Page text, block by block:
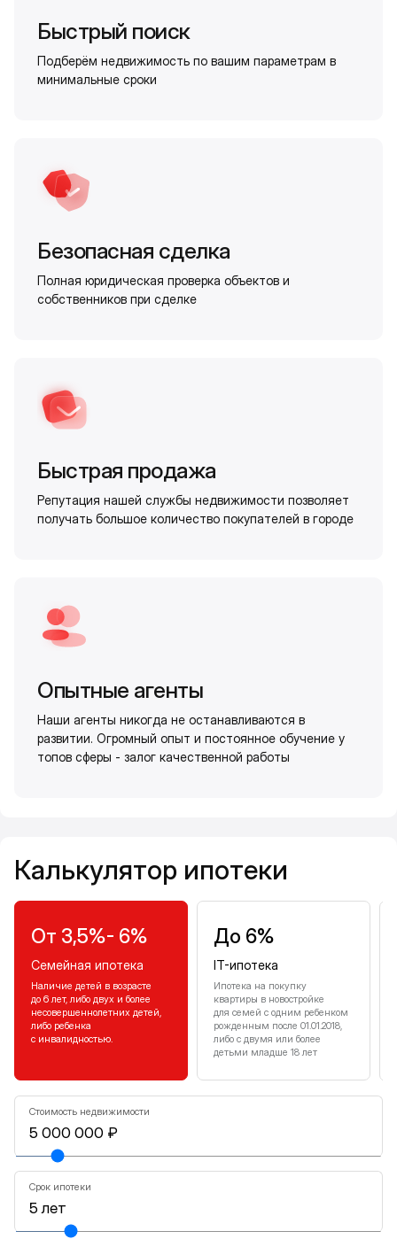
Быстрый поиск
Подберём недвижимость по вашим параметрам в
минимальные сроки
Безопасная сделка
Полная юридическая проверка объектов и
собственников при сделке
Быстрая продажа
Репутация нашей службы недвижимости позволяет
получать большое количество покупателей в городе
Опытные агенты
Наши агенты никогда не останавливаются в
развитии. Огромный опыт и постоянное обучение у
топов сферы - залог качественной работы
Калькулятор ипотеки
От 3,5%- 6%
Семейная ипотека
Наличие детей в возрасте
до 6 лет, либо двух и более
несовершеннолетних детей,
либо ребенка
с инвалидностью.
До 6%
IT-ипотека
Ипотека на покупку
квартиры в новостройке
для семей с одним ребенком
рожденным после 01.01.2018,
либо с двумя или более
детьми младше 18 лет
Стоимость недвижимости
Срок ипотеки